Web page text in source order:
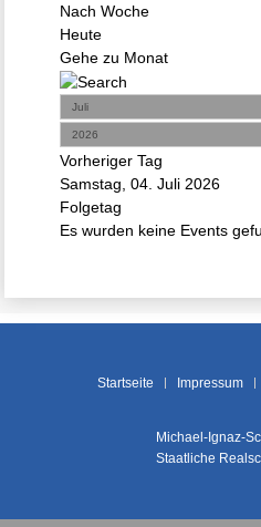
Nach Woche
Heute
Gehe zu Monat
Vorheriger Tag
Samstag, 04. Juli 2026
Folgetag
Es wurden keine Events
Startseite Impressum
Michael-Ignaz-
Staatliche